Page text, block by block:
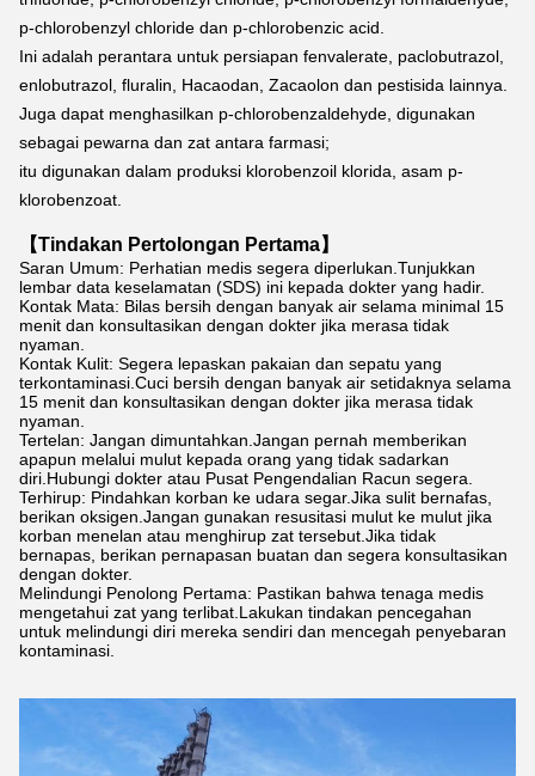
p-chlorobenzyl chloride dan p-chlorobenzic acid.
Ini adalah perantara untuk persiapan fenvalerate, paclobutrazol,
enlobutrazol, fluralin, Hacaodan, Zacaolon dan pestisida lainnya.
Juga dapat menghasilkan p-chlorobenzaldehyde, digunakan
sebagai pewarna dan zat antara farmasi;
itu digunakan dalam produksi klorobenzoil klorida, asam p-
klorobenzoat.
【Tindakan Pertolongan Pertama】
Saran Umum: Perhatian medis segera diperlukan.Tunjukkan
lembar data keselamatan (SDS) ini kepada dokter yang hadir.
Kontak Mata: Bilas bersih dengan banyak air selama minimal 15
menit dan konsultasikan dengan dokter jika merasa tidak
nyaman.
Kontak Kulit: Segera lepaskan pakaian dan sepatu yang
terkontaminasi.Cuci bersih dengan banyak air setidaknya selama
15 menit dan konsultasikan dengan dokter jika merasa tidak
nyaman.
Tertelan: Jangan dimuntahkan.Jangan pernah memberikan
apapun melalui mulut kepada orang yang tidak sadarkan
diri.Hubungi dokter atau Pusat Pengendalian Racun segera.
Terhirup: Pindahkan korban ke udara segar.Jika sulit bernafas,
berikan oksigen.Jangan gunakan resusitasi mulut ke mulut jika
korban menelan atau menghirup zat tersebut.Jika tidak
bernapas, berikan pernapasan buatan dan segera konsultasikan
dengan dokter.
Melindungi Penolong Pertama: Pastikan bahwa tenaga medis
mengetahui zat yang terlibat.Lakukan tindakan pencegahan
untuk melindungi diri mereka sendiri dan mencegah penyebaran
kontaminasi.